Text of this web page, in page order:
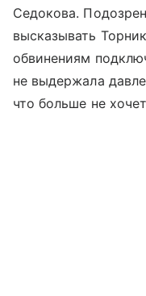
Седокова.
высказывать
обвинениям
не выдержала
что больше не